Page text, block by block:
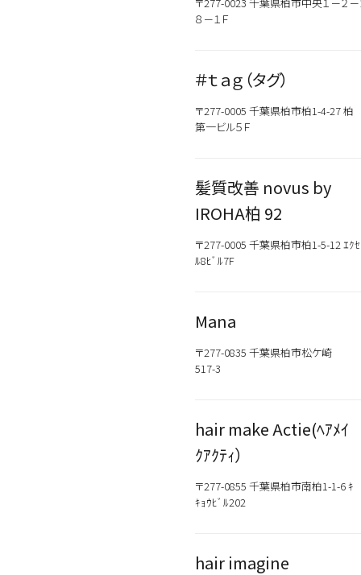
８－１Ｆ
＃ｔａｇ（タグ）
〒277-0005 千葉県柏市柏1-4-27 柏
第一ビル５Ｆ
髪質改善 novus by
IROHA柏 92
〒277-0005 千葉県柏市柏1-5-12 ｴｸｾ
ﾙ8ﾋﾞﾙ7F
Mana
〒277-0835 千葉県柏市松ケ崎
517-3
hair make Actie(ﾍｱﾒｲ
ｸｱｸﾃｨ）
〒277-0855 千葉県柏市南柏1-1-6 ｷ
ｷｮｳﾋﾞﾙ202
hair imagine